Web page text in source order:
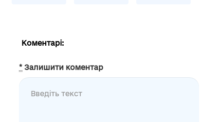
Коментарі:
* Залишити коментар